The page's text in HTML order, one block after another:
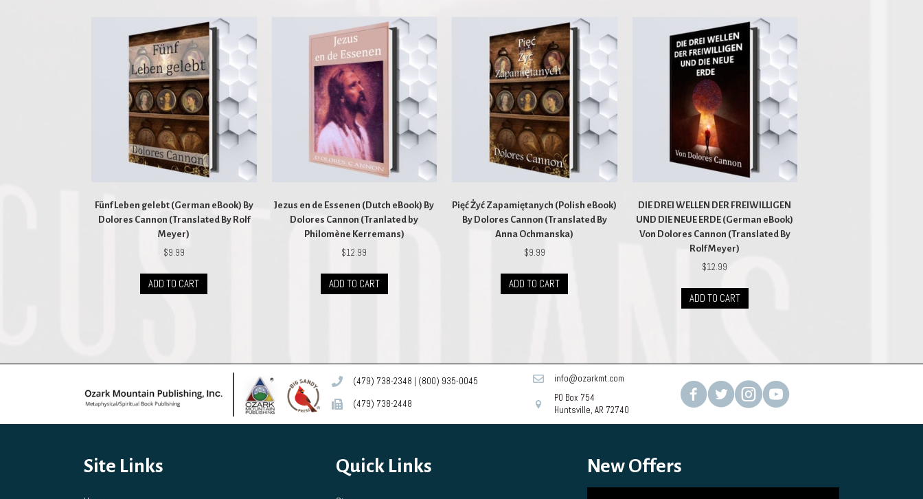
Fünf Leben gelebt (German eBook) By
Dolores Cannon (Translated By Rolf
Meyer)
$9.99
ADD TO CART
Jezus en de Essenen (Dutch eBook) By
Dolores Cannon (Tranlated by
Philomène Kerremans)
$12.99
ADD TO CART
Pięć Żyć Zapamiętanych (Polish eBook)
By Dolores Cannon (Translated By
Anna Ochmanska)
$9.99
ADD TO CART
DIE DREI WELLEN DER FREIWILLIGEN
UND DIE NEUE ERDE (German eBook)
Von Dolores Cannon (Translated By
Rolf Meyer)
$12.99
ADD TO CART
(479) 738-2348 | (800) 935-0045
(479) 738-2448
info@ozarkmt.com
PO Box 754
Huntsville, AR 72740
Site Links Quick Links New Offers